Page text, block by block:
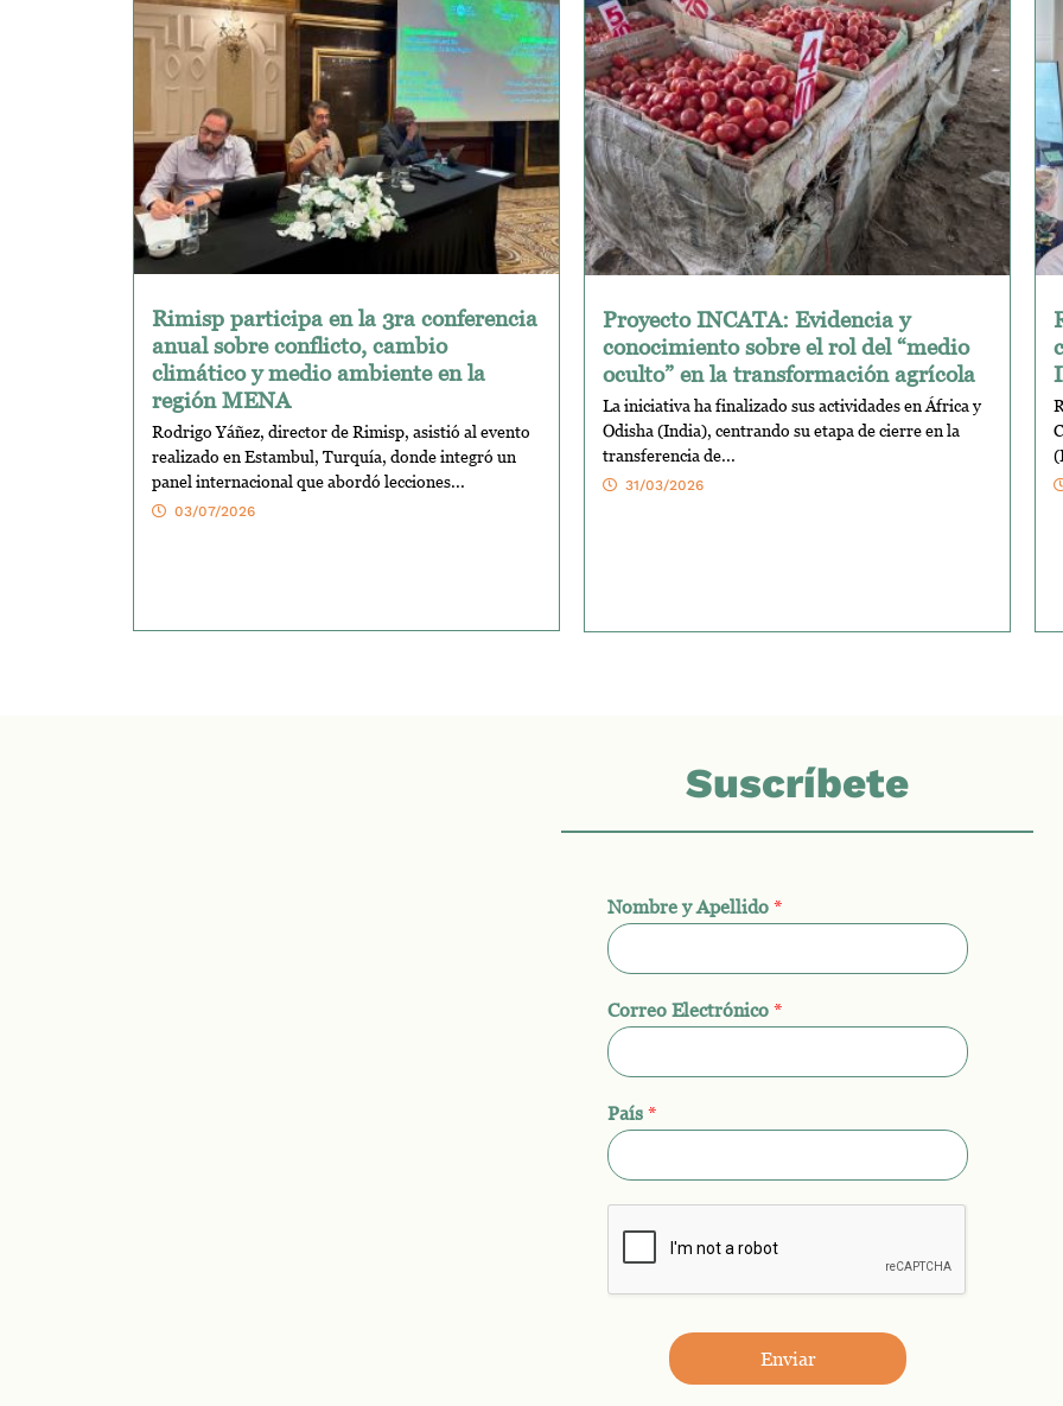
Rimisp participa en la 3ra conferencia
anual sobre conflicto, cambio
climático y medio ambiente en la
región MENA
Rodrigo Yáñez, director de Rimisp, asistió al evento
realizado en Estambul, Turquía, donde integró un
panel internacional que abordó lecciones...
03/07/2026
Proyecto INCATA: Evidencia y
conocimiento sobre el rol del “medio
oculto” en la transformación agrícola
La iniciativa ha finalizado sus actividades en África y
Odisha (India), centrando su etapa de cierre en la
transferencia de...
31/03/2026
Suscríbete
Nombre y Apellido*
Correo Electrónico*
País*
Enviar